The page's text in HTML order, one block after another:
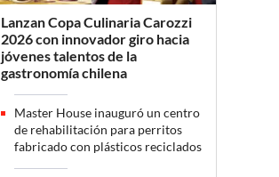
Lanzan Copa Culinaria Carozzi
2026 con innovador giro hacia
jóvenes talentos de la
gastronomía chilena
Master House inauguró un centro
de rehabilitación para perritos
fabricado con plásticos reciclados